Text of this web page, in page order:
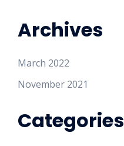
Archives
March 2022
November 2021
Categories